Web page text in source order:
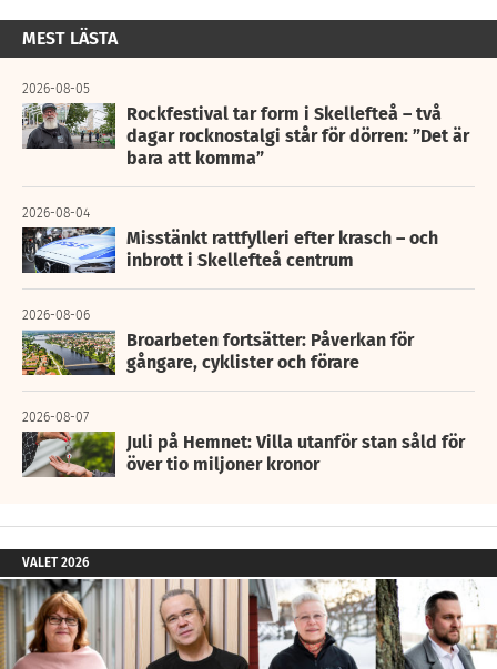
MEST LÄSTA
2026-08-05
Rockfestival tar form i Skellefteå – två
dagar rocknostalgi står för dörren: ”Det är
bara att komma”
2026-08-04
Misstänkt rattfylleri efter krasch – och
inbrott i Skellefteå centrum
2026-08-06
Broarbeten fortsätter: Påverkan för
gångare, cyklister och förare
2026-08-07
Juli på Hemnet: Villa utanför stan såld för
över tio miljoner kronor
VALET 2026